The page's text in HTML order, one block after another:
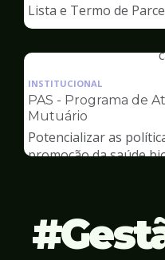
Lista e Termo de
INSTITUCIONAL
PAS - Programa de
Mutuário
Potencializar as
promoção da saúde